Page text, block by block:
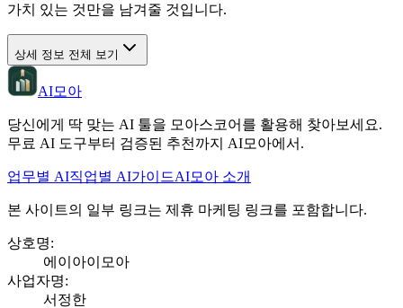
가치 있는 것만을 남겨줄 것입니다.
상세 정보 전체 보기
AI모아
당신에게 딱 맞는 AI 툴을 모아스코어를 활용해 찾아보세요.
무료 AI 도구부터 검증된 추천까지 AI모아에서.
업무별 AI직업별 AI가이드AI모아 소개
본 사이트의 일부 링크는 제휴 마케팅 링크를 포함합니다.
상호명:
에이아이모아
사업자명:
서정한